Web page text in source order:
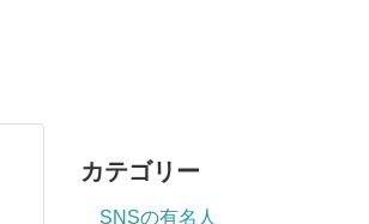
カテゴリー
SNSの有名人